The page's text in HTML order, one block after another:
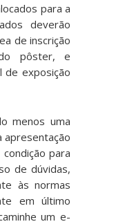
para a
deverão
de inscrição
pôster, e
exposição
menos uma
apresentação
para
de dúvidas,
às normas
em último
um e-